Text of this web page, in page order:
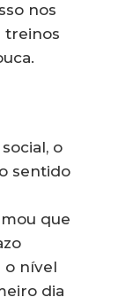
nos
treinos
o
sentido
que
o nível
dia